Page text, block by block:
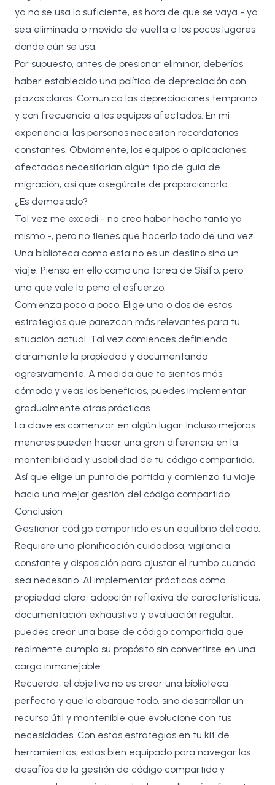
ya no se usa lo suficiente, es hora de que se vaya - ya
sea eliminada o movida de vuelta a los pocos lugares
donde aún se usa.
Por supuesto, antes de presionar eliminar, deberías
haber establecido una política de depreciación con
plazos claros. Comunica las depreciaciones temprano
y con frecuencia a los equipos afectados. En mi
experiencia, las personas necesitan recordatorios
constantes. Obviamente, los equipos o aplicaciones
afectadas necesitarían algún tipo de guía de
migración, así que asegúrate de proporcionarla.
¿Es demasiado?
Tal vez me excedí - no creo haber hecho tanto yo
mismo -, pero no tienes que hacerlo todo de una vez.
Una biblioteca como esta no es un destino sino un
viaje. Piensa en ello como una tarea de Sísifo, pero
una que vale la pena el esfuerzo.
Comienza poco a poco. Elige una o dos de estas
estrategias que parezcan más relevantes para tu
situación actual. Tal vez comiences definiendo
claramente la propiedad y documentando
agresivamente. A medida que te sientas más
cómodo y veas los beneficios, puedes implementar
gradualmente otras prácticas.
La clave es comenzar en algún lugar. Incluso mejoras
menores pueden hacer una gran diferencia en la
mantenibilidad y usabilidad de tu código compartido.
Así que elige un punto de partida y comienza tu viaje
hacia una mejor gestión del código compartido.
Conclusión
Gestionar código compartido es un equilibrio delicado.
Requiere una planificación cuidadosa, vigilancia
constante y disposición para ajustar el rumbo cuando
sea necesario. Al implementar prácticas como
propiedad clara, adopción reflexiva de características,
documentación exhaustiva y evaluación regular,
puedes crear una base de código compartida que
realmente cumpla su propósito sin convertirse en una
carga inmanejable.
Recuerda, el objetivo no es crear una biblioteca
perfecta y que lo abarque todo, sino desarrollar un
recurso útil y mantenible que evolucione con tus
necesidades. Con estas estrategias en tu kit de
herramientas, estás bien equipado para navegar los
desafíos de la gestión de código compartido y